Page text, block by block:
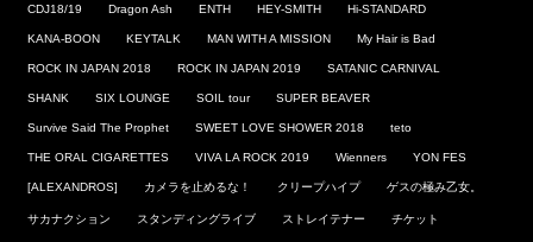
CDJ18/19 Dragon Ash ENTH HEY-SMITH Hi-STANDARD
KANA-BOON KEYTALK MAN WITH A MISSION My Hair is Bad
ROCK IN JAPAN 2018 ROCK IN JAPAN 2019 SATANIC CARNIVAL
SHANK SIX LOUNGE SOIL tour SUPER BEAVER
Survive Said The Prophet SWEET LOVE SHOWER 2018 teto
THE ORAL CIGARETTES VIVA LA ROCK 2019 Wienners YON FES
[ALEXANDROS] カメラを止めるな！ クリープハイプ ゲスの極み乙女。
サカナクション スタンディングライブ ストレイテナー チケット